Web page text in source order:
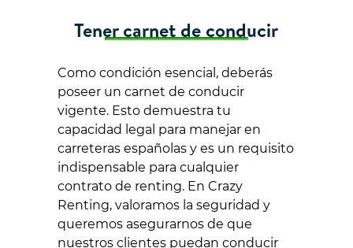
Tener carnet de conducir
Como condición esencial, deberás
poseer un carnet de conducir
vigente. Esto demuestra tu
capacidad legal para manejar en
carreteras españolas y es un requisito
indispensable para cualquier
contrato de renting. En Crazy
Renting, valoramos la seguridad y
queremos asegurarnos de que
nuestros clientes puedan conducir